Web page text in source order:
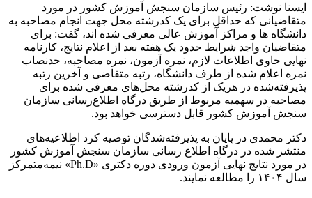
ایسنا نوشت: رئیس سازمان سنجش آموزش کشور در مورد
متقاضیانی که حداقل برای یک کدرشته محل جهت انجام مصاحبه به
دانشگاه ها و مراکز آموزش عالی معرفی شده اند، گفت: برای
متقاضیان واجد شرایط حدود یک هفته بعد از اعلام نتایج، کارنامه
نهایی حاوی اطلاعات لازم، نمره آزمون، نمره مصاحبه، حدنصاب
نمره اعلام شده از طرف دانشگاه، رتبه متقاضی و آخرین رتبه
پذیرفته‌شده در هریک از کدرشته محل‌های معرفی شده برای
مصاحبه در سهمیه مربوط از طریق درگاه اطلاع‌رسانی سازمان
سنجش آموزش کشور قابل دسترسی خواهد بود.
دکتر محمدی در پایان به پذیرفته‌شدگان توصیه کرد اطلاعیه‌های
منتشر شده در درگاه اطلاع رسانی سازمان سنجش آموزش کشور
در مورد نتایج نهایی آزمون ورودی دوره دکتری «Ph.D» نیمه‌متمرکز
سال ۱۴۰۴ را مطالعه نمایند.